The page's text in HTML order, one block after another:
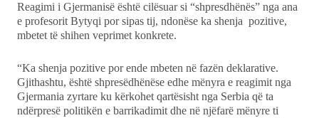
Reagimi i Gjermanisë është cilësuar si “shpresdhënës” nga ana
e profesorit Bytyqi por sipas tij, ndonëse ka shenja pozitive,
mbetet të shihen veprimet konkrete.
“Ka shenja pozitive por ende mbeten në fazën deklarative.
Gjithashtu, është shpresëdhënëse edhe mënyra e reagimit nga
Gjermania zyrtare ku kërkohet qartësisht nga Serbia që ta
ndërpresë politikën e barrikadimit dhe në njëfarë mënyre ti